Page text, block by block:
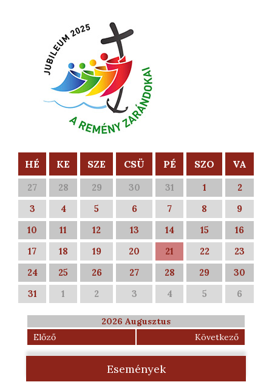
HÉ KE SZE CSÜ PÉ SZO VA
27 28 29 30 31 1
2
3
4 5 6 7 8
9
10
11 12 13 14 15
16
17
18 19 20 21 22
23
24
25 26 27 28 29
30
31
1 2 3 4 5 6
2026 Augusztus
Előző
Következő
Események